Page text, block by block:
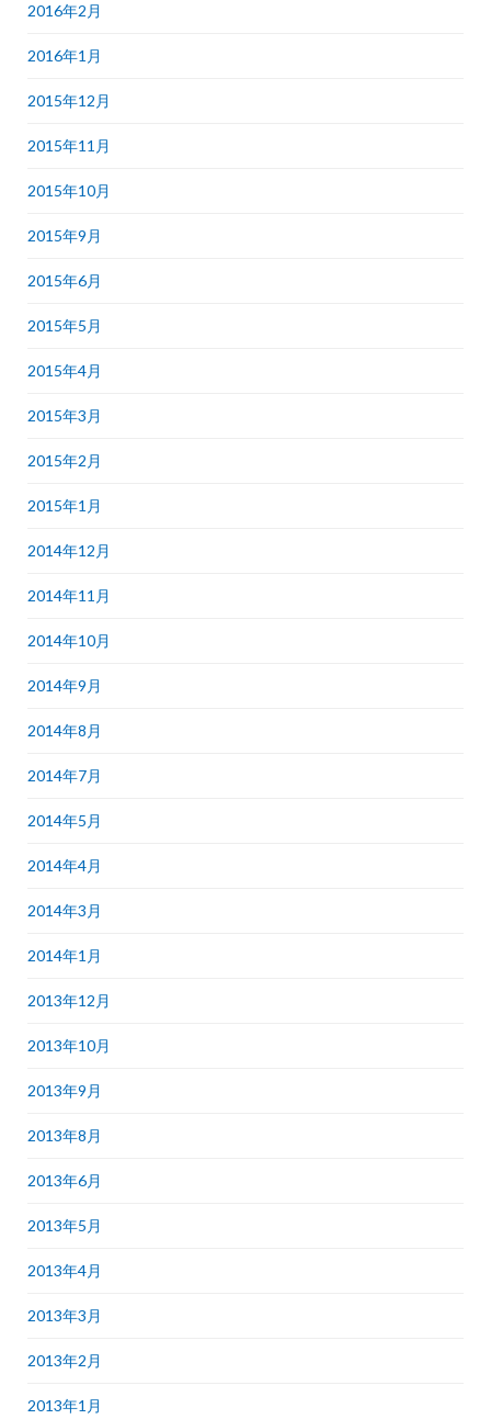
2016年2月
2016年1月
2015年12月
2015年11月
2015年10月
2015年9月
2015年6月
2015年5月
2015年4月
2015年3月
2015年2月
2015年1月
2014年12月
2014年11月
2014年10月
2014年9月
2014年8月
2014年7月
2014年5月
2014年4月
2014年3月
2014年1月
2013年12月
2013年10月
2013年9月
2013年8月
2013年6月
2013年5月
2013年4月
2013年3月
2013年2月
2013年1月